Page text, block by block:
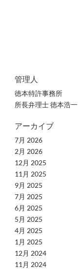
管理人
徳本特許事務所
所長弁理士 徳本浩一
アーカイブ
7月 2026
2月 2026
12月 2025
11月 2025
9月 2025
7月 2025
6月 2025
5月 2025
4月 2025
1月 2025
12月 2024
11月 2024